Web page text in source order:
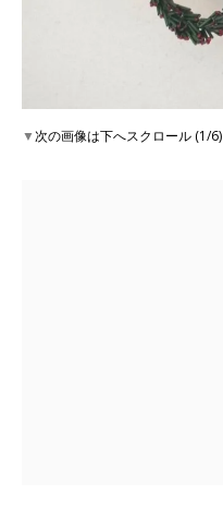
▼次の画像は下へスクロール (1/6)